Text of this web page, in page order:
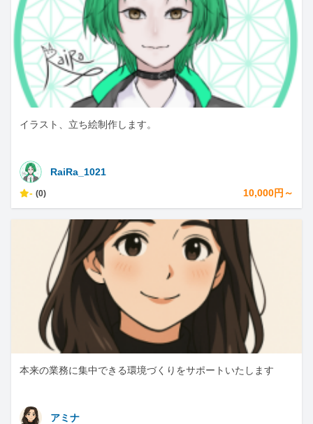
イラスト、立ち絵制作します。
RaiRa_1021
- (0) 10,000円～
本来の業務に集中できる環境づくりをサポートいたします
アミナ